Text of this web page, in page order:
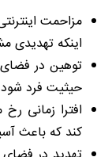
مزاحمت
اینکه
توهین در
حیثیت فرد
افترا زمانی
کند که باعث